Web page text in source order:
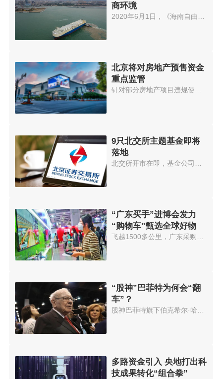
商环境
北京将对房地产预售资金
重点监管
9只北交所主题基金即将
落地
“广东买手”进博会发力
“购物车”甄选全球好物
飞越1500多公里，广东采购商正在...
“股神”巴菲特为何会“翻
车”？
股神巴菲特旗下伯克希尔·哈撒韦...
多路资金引入 央地打出科
技成果转化“组合拳”